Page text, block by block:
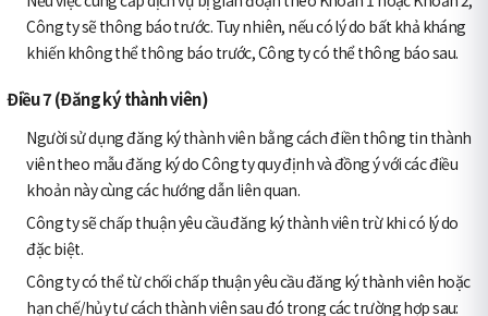
Công ty sẽ thông báo trước. Tuy nhiên, nếu có lý do bất khả kháng
khiến không thể thông báo trước, Công ty có thể thông báo sau.
Điều 7 (Đăng ký thành viên)
Người sử dụng đăng ký thành viên bằng cách điền thông tin thành
viên theo mẫu đăng ký do Công ty quy định và đồng ý với các điều
khoản này cùng các hướng dẫn liên quan.
Công ty sẽ chấp thuận yêu cầu đăng ký thành viên trừ khi có lý do
đặc biệt.
Công ty có thể từ chối chấp thuận yêu cầu đăng ký thành viên hoặc
hạn chế/hủy tư cách thành viên sau đó trong các trường hợp sau: